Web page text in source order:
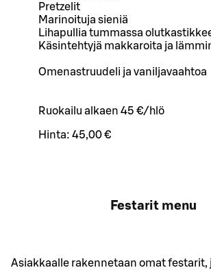
Pretzelit
Marinoituja sieniä
Lihapullia tummassa
Käsintehtyjä makkaroita ja
Omenastruudeli ja vaniljavaahtoa
Ruokailu alkaen 45 €/hlö
Hinta: 45,00 €
Festarit menu
Asiakkaalle rakennetaan omat festarit,